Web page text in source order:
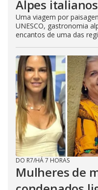
Alpes italianos
Uma viagem por
UNESCO, gastronomia
encantos de uma das
DO R7/HÁ 7 HORAS
Mulheres de